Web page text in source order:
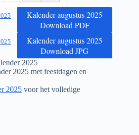
Kalender augustus 2025
Download PDF
Kalender augustus 2025
Download JPG
2025
2025 met feestdagen en
2025 voor het volledige